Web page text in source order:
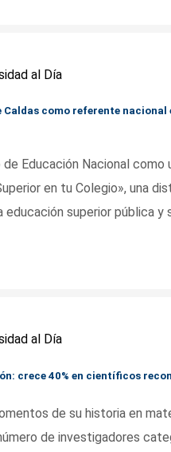
al Día
como referente
Educación Nacional
en tu Colegio», una
superior pública y
al Día
crece 40% en científicos
de su historia en
de investigadores